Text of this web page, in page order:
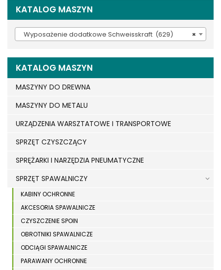
KATALOG MASZYN
×
Wyposażenie dodatkowe Schweisskraft (629)
KATALOG MASZYN
MASZYNY DO DREWNA
MASZYNY DO METALU
URZĄDZENIA WARSZTATOWE I TRANSPORTOWE
SPRZĘT CZYSZCZĄCY
SPRĘŻARKI I NARZĘDZIA PNEUMATYCZNE
SPRZĘT SPAWALNICZY
KABINY OCHRONNE
AKCESORIA SPAWALNICZE
CZYSZCZENIE SPOIN
OBROTNIKI SPAWALNICZE
ODCIĄGI SPAWALNICZE
PARAWANY OCHRONNE